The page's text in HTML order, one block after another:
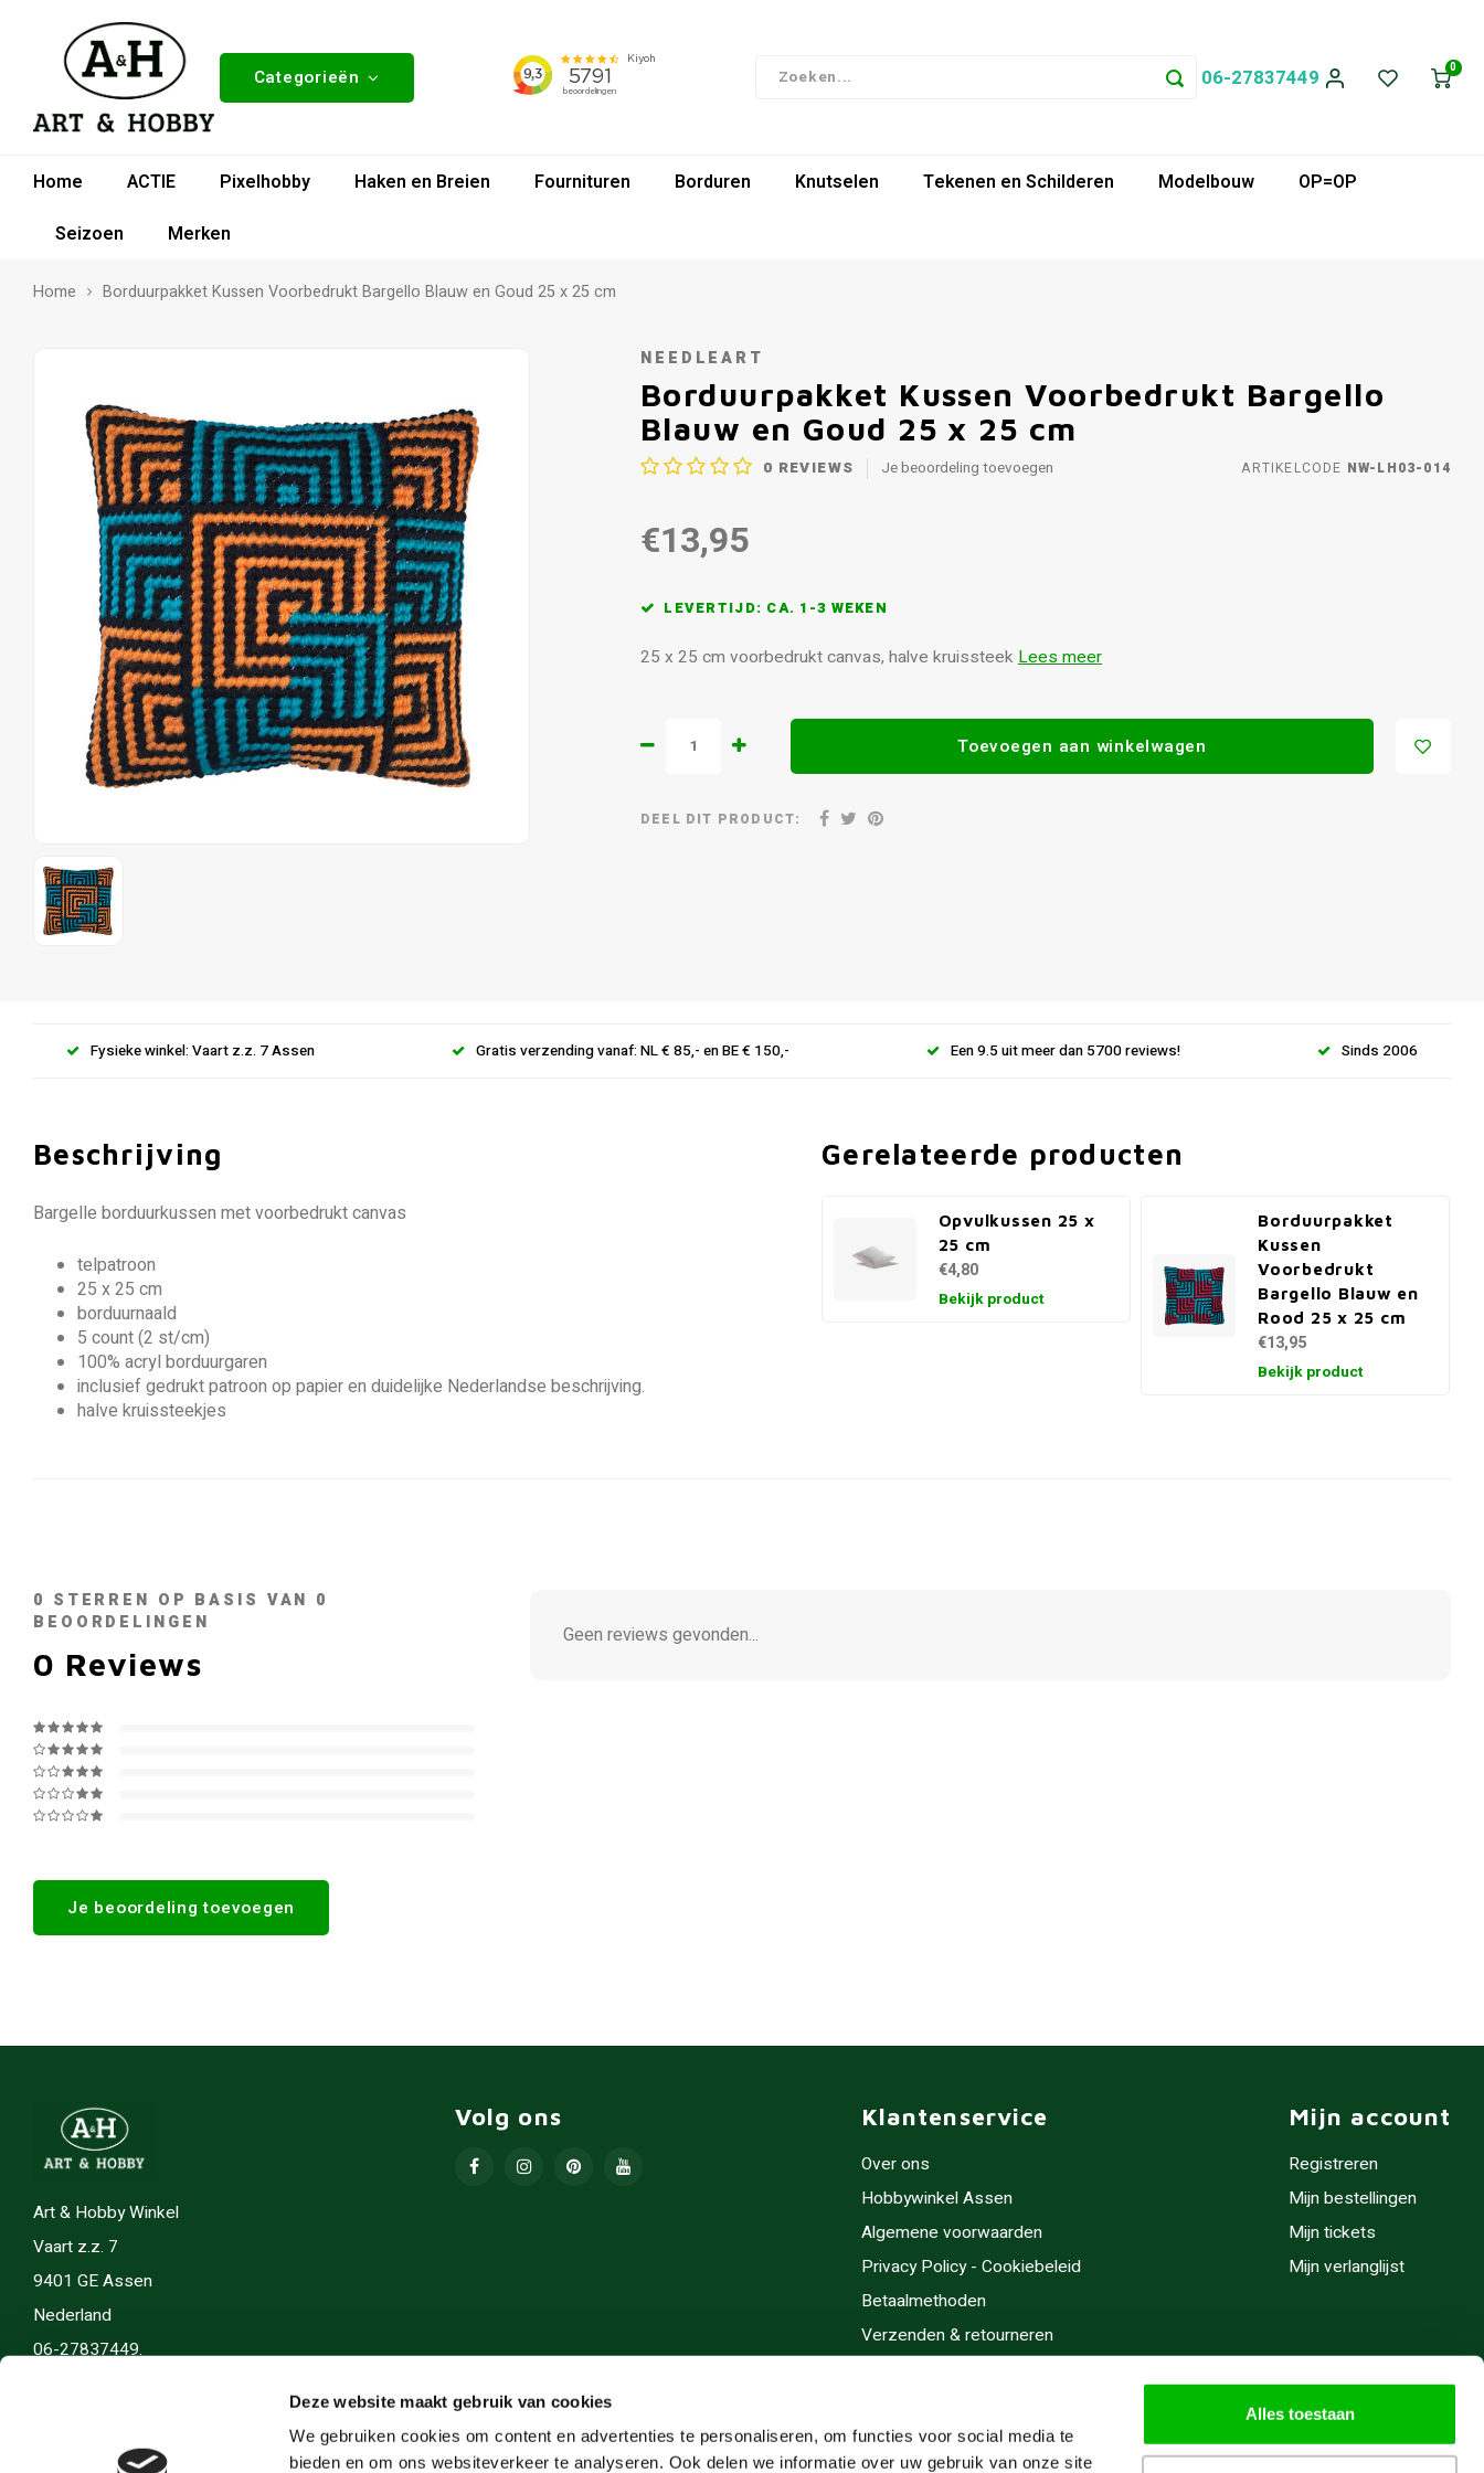
Deze website maakt gebruik van cookies
We gebruiken cookies om content en advertenties te personaliseren, om functies voor social media te
bieden en om ons websiteverkeer te analyseren. Ook delen we informatie over uw gebruik van onze site
Alles toestaan
Categorieën 06-27837449 0
Home ACTIE Pixelhobby Haken en Breien Fournituren Borduren Knutselen Tekenen en Schilderen Modelbouw
OP=OP
Seizoen
Merken
Home Borduurpakket Kussen Voorbedrukt Bargello Blauw en Goud 25 x 25 cm
NEEDLEART
Borduurpakket Kussen Voorbedrukt Bargello
Blauw en Goud 25 x 25 cm
0 REVIEWS Je beoordeling toevoegen ARTIKELCODE NW-LH03-014
€13,95
LEVERTIJD: CA. 1-3 WEKEN
25 x 25 cm voorbedrukt canvas, halve kruissteek Lees meer
Toevoegen aan winkelwagen
DEEL DIT PRODUCT:
Fysieke winkel: Vaart z.z. 7 Assen Gratis verzending vanaf: NL € 85,- en BE € 150,- Een 9.5 uit meer dan 5700 reviews! Sinds 2006
Beschrijving
Bargelle borduurkussen met voorbedrukt canvas
telpatroon
25 x 25 cm
borduurnaald
5 count (2 st/cm)
100% acryl borduurgaren
inclusief gedrukt patroon op papier en duidelijke Nederlandse beschrijving.
halve kruissteekjes
Gerelateerde producten
Opvulkussen 25 x
25 cm
€4,80
Bekijk product
Borduurpakket
Kussen
Voorbedrukt
Bargello Blauw en
Rood 25 x 25 cm
€13,95
Bekijk product
0 STERREN OP BASIS VAN 0
BEOORDELINGEN
0 Reviews
Je beoordeling toevoegen
Geen reviews gevonden...
Art & Hobby Winkel
Vaart z.z. 7
9401 GE Assen
Nederland
06-27837449.
Volg ons Klantenservice
Over ons
Hobbywinkel Assen
Algemene voorwaarden
Privacy Policy - Cookiebeleid
Betaalmethoden
Verzenden & retourneren
Cadeaubonnen
Mijn account
Registreren
Mijn bestellingen
Mijn tickets
Mijn verlanglijst